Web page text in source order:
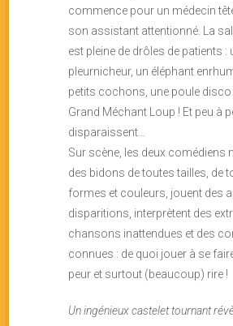
commence pour un médecin
son assistant attentionné. La
est pleine de drôles de patients
pleurnicheur, un éléphant
petits cochons, une poule disco
Grand Méchant Loup ! Et peu à
disparaissent…
Sur scène, les deux comédiens
des bidons de toutes tailles, de
formes et couleurs, jouent des
disparitions, interprètent des
chansons inattendues et des
connues : de quoi jouer à se
peur et surtout (beaucoup) rire !
Un ingénieux castelet tournant